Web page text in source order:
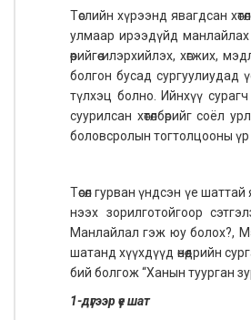
Төслийн хүрээнд явагдсан
улмаар ирээдүйд манлайлах
өөрийгөө илэрхийлэх,
болгон бусад сургуулиудад
түлхэц болно. Ийнхүү сурагч
суурилсан хөтөлбөрийг соёл
боловсролын тогтолцооны үр
Төсөл гурван үндсэн үе
нээх зорилготойгоор
Манлайлал гэж юу болох?,
шатанд хүүхдүүд өнөөдрийн
бий болгож “Ханын туурган
1-дүгээр үе шат